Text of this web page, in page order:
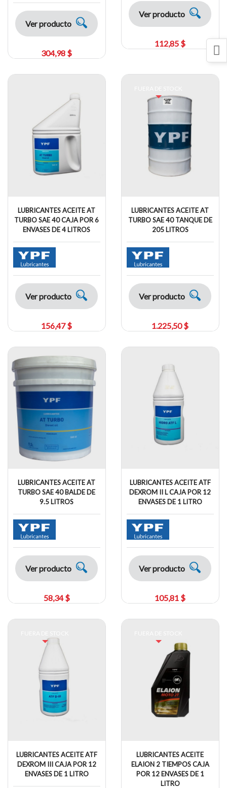
Ver producto
304,98 $
Ver producto
112,85 $
LUBRICANTES ACEITE AT
TURBO SAE 40 CAJA POR 6
ENVASES DE 4 LITROS
Ver producto
156,47 $
LUBRICANTES ACEITE AT
TURBO SAE 40 TANQUE DE
205 LITROS
Ver producto
1.225,50 $
LUBRICANTES ACEITE AT
TURBO SAE 40 BALDE DE
9.5 LITROS
Ver producto
58,34 $
LUBRICANTES ACEITE ATF
DEXROM II L CAJA POR 12
ENVASES DE 1 LITRO
Ver producto
105,81 $
LUBRICANTES ACEITE ATF
DEXROM III CAJA POR 12
ENVASES DE 1 LITRO
LUBRICANTES ACEITE
ELAION 2 TIEMPOS CAJA
POR 12 ENVASES DE 1
LITRO